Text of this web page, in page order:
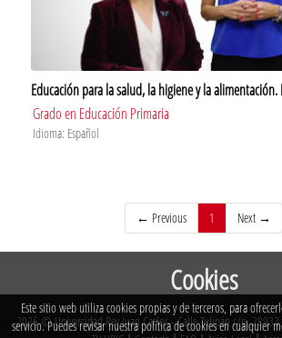
Educación para la salud, la higiene y la alimentación.
Grado en Educación Primaria
Idioma: Español
← Previous 1 (current)Next →
2026 © Universidad Rey Juan Carlos - Calle Tulipán s/n.
Cookies
Este sitio web utiliza cookies propias y de terceros, para
servicio. Puedes revisar nuestra política de cookies en cualquier